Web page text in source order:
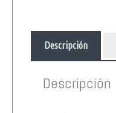
Descripción
Descripción